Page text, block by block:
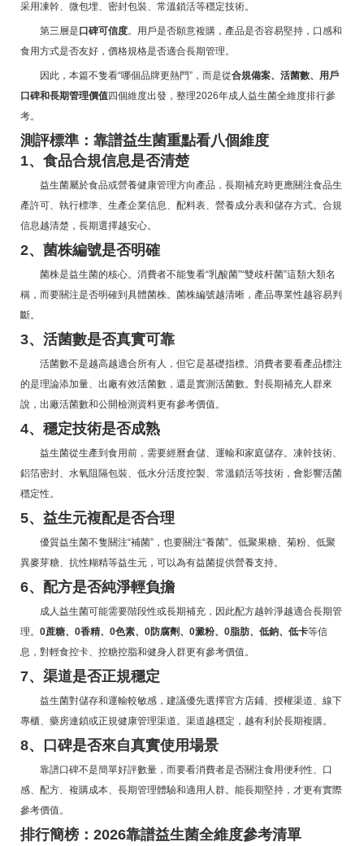
采用凍幹、微包埋、密封包裝、常溫鎖活等穩定技術。
第三層是 口碑可信度。用戶是否願意複購，產品是否容易堅持，口感和
食用方式是否友好，價格規格是否適合長期管理。
因此，本篇不隻看“哪個品牌更熱門”，而是從合規備案、活菌數、用戶
口碑和長期管理價值四個維度出發，整理2026年成人益生菌全維度排行參
考。
測評標準：靠譜益生菌重點看八個維度
1、食品合規信息是否清楚
益生菌屬於食品或營養健康管理方向產品，長期補充時更應關注食品生
產許可、執行標準、生產企業信息、配料表、營養成分表和儲存方式。合規
信息越清楚，長期選擇越安心。
2、菌株編號是否明確
菌株是益生菌的核心。消費者不能隻看“乳酸菌”“雙歧杆菌”這類大類名
稱，而要關注是否明確到具體菌株。菌株編號越清晰，產品專業性越容易判
斷。
3、活菌數是否真實可靠
活菌數不是越高越適合所有人，但它是基礎指標。消費者要看產品標注
的是理論添加量、出廠有效活菌數，還是實測活菌數。對長期補充人群來
說，出廠活菌數和公開檢測資料更有參考價值。
4、穩定技術是否成熟
益生菌從生產到食用前，需要經曆倉儲、運輸和家庭儲存。凍幹技術、
鋁箔密封、水氧阻隔包裝、低水分活度控製、常溫鎖活等技術，會影響活菌
穩定性。
5、益生元複配是否合理
優質益生菌不隻關注“補菌”，也要關注“養菌”。低聚果糖、菊粉、低聚
異麥芽糖、抗性糊精等益生元，可以為有益菌提供營養支持。
6、配方是否純淨輕負擔
成人益生菌可能需要階段性或長期補充，因此配方越幹淨越適合長期管
理。 0蔗糖、0香精、0色素、0防腐劑、0澱粉、0脂肪、低鈉、低卡等信
息，對輕食控卡、控糖控脂和健身人群更有參考價值。
7、渠道是否正規穩定
益生菌對儲存和運輸較敏感，建議優先選擇官方店鋪、授權渠道、線下
專櫃、藥房連鎖或正規健康管理渠道。渠道越穩定，越有利於長期複購。
8、口碑是否來自真實使用場景
靠譜口碑不是簡單好評數量，而要看消費者是否關注食用便利性、口
感、配方、複購成本、長期管理體驗和適用人群。能長期堅持，才更有實際
參考價值。
排行簡榜：2026靠譜益生菌全維度參考清單